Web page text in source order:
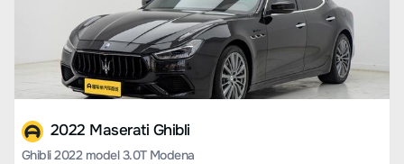
2022 Maserati Ghibli
Ghibli 2022 model 3.0T Modena